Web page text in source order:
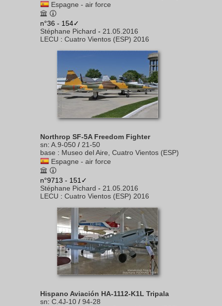
Espagne - air force
n°36 - 154✓
Stéphane Pichard - 21.05.2016
LECU : Cuatro Vientos (ESP) 2016
Northrop SF-5A Freedom Fighter
sn: A.9-050 / 21-50
base : Museo del Aire, Cuatro Vientos (ESP)
Espagne - air force
n°9713 - 151✓
Stéphane Pichard - 21.05.2016
LECU : Cuatro Vientos (ESP) 2016
Hispano Aviación HA-1112-K1L Tripala
sn: C.4J-10 / 94-28